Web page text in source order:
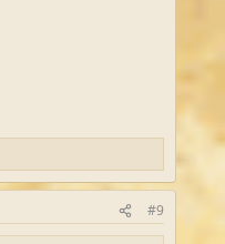
#9